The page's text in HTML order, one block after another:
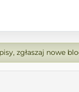
zgłaszaj nowe